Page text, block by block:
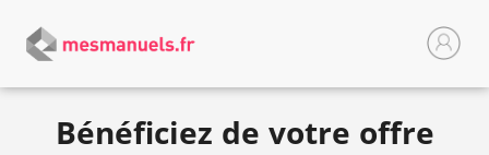
Bénéficiez de votre offre